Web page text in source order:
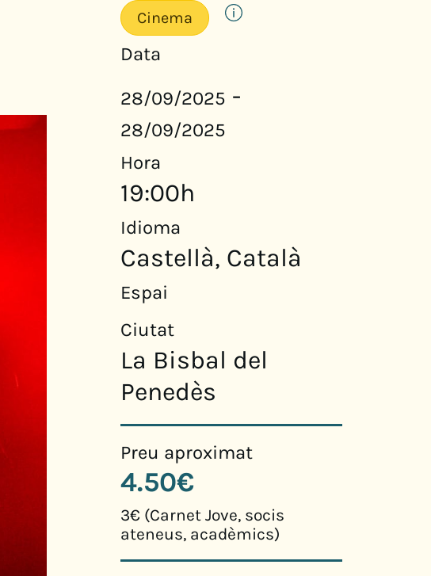
Cinema
Data
28/09/2025 -
28/09/2025
Hora
19:00h
Idioma
Castellà, Català
Espai
Ciutat
La Bisbal del
Penedès
Preu aproximat
4.50€
3€ (Carnet Jove, socis
ateneus, acadèmics)